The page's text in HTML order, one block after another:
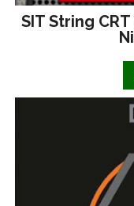
SIT String